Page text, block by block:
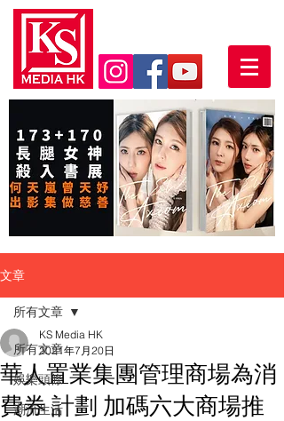
文章
所有文章
娛樂頭條
潮流生活
所有文章
華人置業集團管理商場為消
費券 計劃 加碼六大商場推
KS Media HK
2021年7月20日